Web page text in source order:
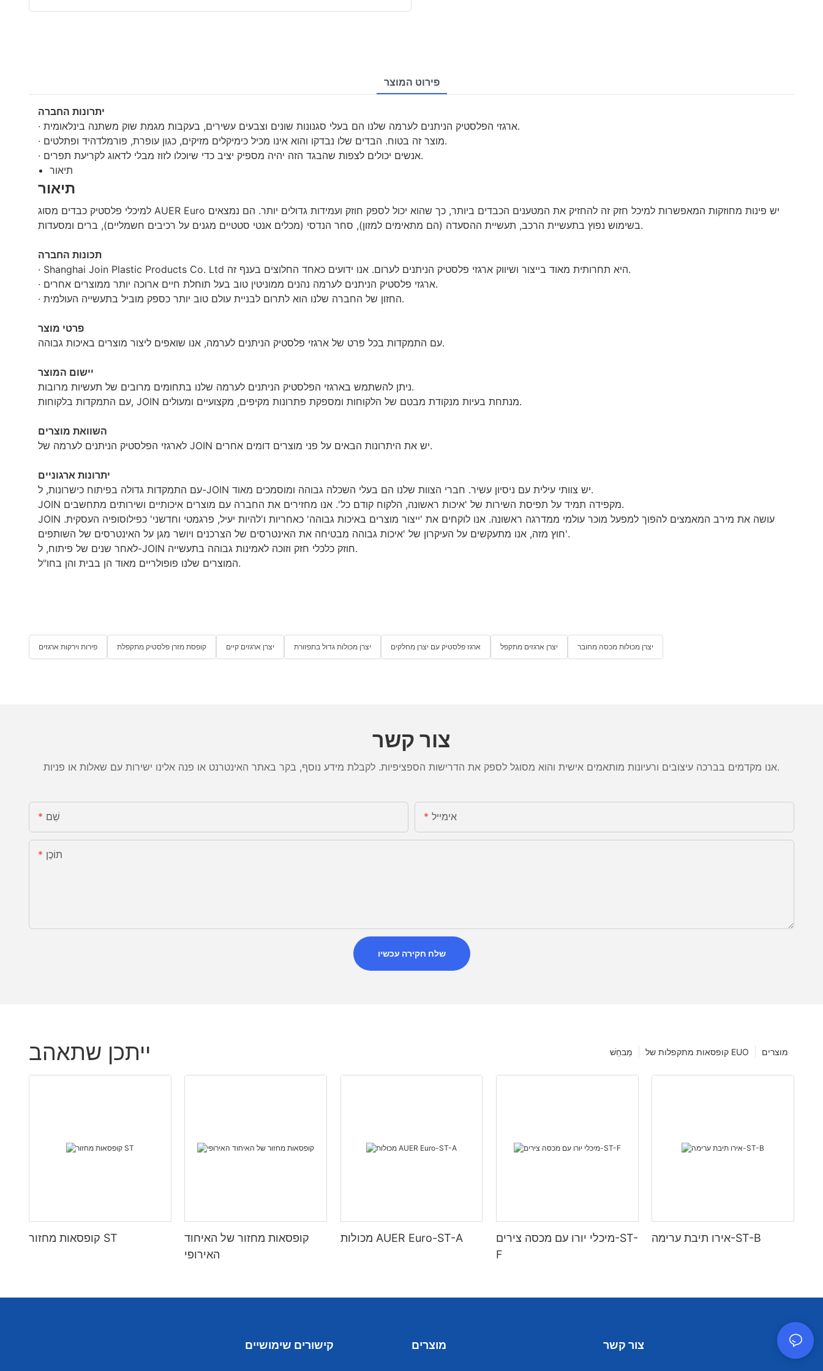
פירוט המוצר
יתרונות החברה
· ארגזי הפלסטיק הניתנים לערמה שלנו הם בעלי סגנונות שונים וצבעים עשירים, בעקבות מגמת שוק משתנה בינלאומית.
· מוצר זה בטוח. הבדים שלו נבדקו והוא אינו מכיל כימיקלים מזיקים, כגון עופרת, פורמלדהיד ופתלטים.
· אנשים יכולים לצפות שהבגד הזה יהיה מספיק יציב כדי שיוכלו לזוז מבלי לדאוג לקריעת תפרים.
תיאור
תיאור
למיכלי פלסטיק כבדים מסוג AUER Euro יש פינות מחוזקות המאפשרות למיכל חזק זה להחזיק את המטענים הכבדים ביותר, כך שהוא יכול לספק חוזק ועמידות גדולים יותר. הם נמצאים
בשימוש נפוץ בתעשיית הרכב, תעשיית ההסעדה (הם מתאימים למזון), סחר הנדסי (מכלים אנטי סטטיים מגנים על רכיבים חשמליים), ברים ומסעדות.
תכונות החברה
· Shanghai Join Plastic Products Co. Ltd היא תחרותית מאוד בייצור ושיווק ארגזי פלסטיק הניתנים לערום. אנו ידועים כאחד החלוצים בענף זה.
· ארגזי פלסטיק הניתנים לערמה נהנים ממוניטין טוב בעל תוחלת חיים ארוכה יותר ממוצרים אחרים.
· החזון של החברה שלנו הוא לתרום לבניית עולם טוב יותר כספק מוביל בתעשייה העולמית.
פרטי מוצר
עם התמקדות בכל פרט של ארגזי פלסטיק הניתנים לערמה, אנו שואפים ליצור מוצרים באיכות גבוהה.
יישום המוצר
ניתן להשתמש בארגזי הפלסטיק הניתנים לערמה שלנו בתחומים מרובים של תעשיות מרובות.
עם התמקדות בלקוחות, JOIN מנתחת בעיות מנקודת מבטם של הלקוחות ומספקת פתרונות מקיפים, מקצועיים ומעולים.
השוואת מוצרים
לארגזי הפלסטיק הניתנים לערמה של JOIN יש את היתרונות הבאים על פני מוצרים דומים אחרים.
יתרונות ארגוניים
עם התמקדות גדולה בפיתוח כישרונות, ל-JOIN יש צוותי עילית עם ניסיון עשיר. חברי הצוות שלנו הם בעלי השכלה גבוהה ומוסמכים מאוד.
JOIN מקפידה תמיד על תפיסת השירות של 'איכות ראשונה, הלקוח קודם כל'. אנו מחזירים את החברה עם מוצרים איכותיים ושירותים מתחשבים.
JOIN עושה את מירב המאמצים להפוך למפעל מוכר עולמי ממדרגה ראשונה. אנו לוקחים את 'ייצור מוצרים באיכות גבוהה' כאחריות ו'להיות יעיל, פרגמטי וחדשני' כפילוסופיה העסקית.
חוץ מזה, אנו מתעקשים על העיקרון של 'איכות גבוהה מבטיחה את האינטרסים של הצרכנים ויושר מגן על האינטרסים של השותפים'.
לאחר שנים של פיתוח, ל-JOIN חוזק כלכלי חזק וזוכה לאמינות גבוהה בתעשייה.
המוצרים שלנו פופולריים מאוד הן בבית והן בחו"ל.
פירות וירקות ארגזים קופסת מזרן פלסטיק מתקפלת יצרן ארגזים קיים יצרן מכולות גדול בתפזורת ארגז פלסטיק עם יצרן מחלקים יצרן ארגזים מתקפל יצרן מכולות מכסה מחובר
צור קשר
אנו מקדמים בברכה עיצובים ורעיונות מותאמים אישית והוא מסוגל לספק את הדרישות הספציפיות. לקבלת מידע נוסף, בקר באתר האינטרנט או פנה אלינו ישירות עם שאלות או פניות.
שֵׁם אימייל
תוֹכֶן
שלח חקירה עכשיו
ייתכן שתאהב מוצרים קופסאות מתקפלות של EUO מַבחֵשׁ
קופסאות מחזור ST
קופסאות מחזור של האיחוד
האירופי
מכולות AUER Euro-ST-A
מיכלי יורו עם מכסה צירים-ST-
F
אירו תיבת ערימה-ST-B
קישורים שימושיים מוצרים צור קשר